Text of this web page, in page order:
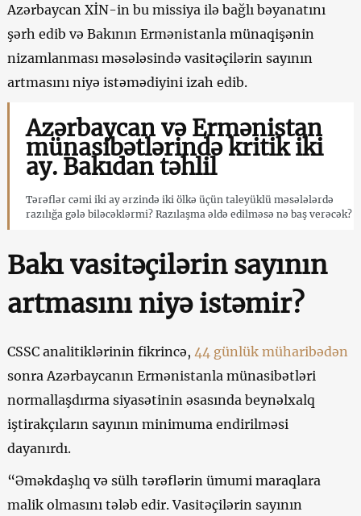
Azərbaycan XİN-in bu missiya ilə bağlı bəyanatını
şərh edib və Bakının Ermənistanla münaqişənin
nizamlanması məsələsində vasitəçilərin sayının
artmasını niyə istəmədiyini izah edib.
Azərbaycan və Ermənistan
münasibətlərində kritik iki
ay. Bakıdan təhlil
Tərəflər cəmi iki ay ərzində iki ölkə üçün taleyüklü məsələlərdə
razılığa gələ biləcəklərmi? Razılaşma əldə edilməsə nə baş verəcək?
Bakı vasitəçilərin sayının
artmasını niyə istəmir?
CSSC analitiklərinin fikrincə, 44 günlük müharibədən
sonra Azərbaycanın Ermənistanla münasibətləri
normallaşdırma siyasətinin əsasında beynəlxalq
iştirakçıların sayının minimuma endirilməsi
dayanırdı.
“Əməkdaşlıq və sülh tərəflərin ümumi maraqlara
malik olmasını tələb edir. Vasitəçilərin sayının